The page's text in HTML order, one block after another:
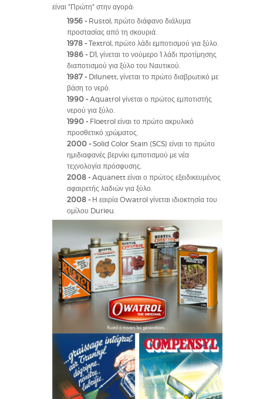
είναι "Πρώτη" στην αγορά:
1956 - Rustol, πρώτο διάφανο διάλυμα
προστασίας από τη σκουριά.
1978 - Textrol, πρώτο λάδι εμποτισμού για ξύλο.
1986 - D1, γίνεται το νούμερο 1 λάδι προτίμησης
διαποτισμού για ξύλο του Ναυτικού.
1987 - Dilunett, γίνεται το πρώτο διαβρωτικό με
βάση το νερό.
1990 - Aquatrol γίνεται ο πρώτος εμποτιστής
νερού για ξύλο.
1990 - Floetrol είναι το πρώτο ακρυλικό
προσθετικό χρώματος.
2000 - Solid Color Stain (SCS) είναι το πρώτο
ημιδιαφανές βερνίκι εμποτισμού με νέα
τεχνολογία πρόσφυσης.
2008 - Aquanett είναι ο πρώτος εξειδικευμένος
αφαιρετής λαδιών για ξύλο.
2008 - Η εαιρία Owatrol γίνεται ιδιοκτησία του
ομίλου Durieu.